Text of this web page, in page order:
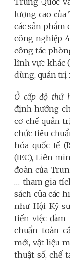
lượng cao của
các sản phẩm
công nghiệp
công tác
lĩnh vực khác
dùng, quản trị
Ở cấp độ thứ
định hướng
cơ chế quản
chức tiêu
hóa quốc tế
(IEC), Liên
đoàn của
… tham gia
sách của các
như Hội Kỹ
tiến việc đàm
chuẩn toàn
mới, vật liệu
thuật số, chế